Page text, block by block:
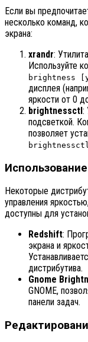
Если вы
несколько команд,
экрана:
xrandr:
Используйте
brightness
дисплея
яркости от 0
brightnessctl:
подсветкой.
позволяет
Некоторые
управления
доступны для
Redshift:
экрана и
дистрибутива.
Gnome
GNOME,
панели задач.